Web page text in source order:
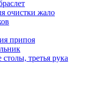
очистки жало
припоя
третья рука